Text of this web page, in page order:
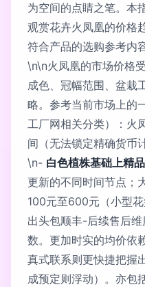
为空间的点睛之笔。本
观赏花卉火凤凰的价格
符合产品的选购参考内
\n\n火凤凰的市场价格
成色、冠幅范围、盆栽
略。参考当前市场上的
工厂网相关分类）：火
间（无法锁定精确货币
\n- 白色植株基础上精
更新的不同时间节点；
100元至600元（小型
出头包顺丰-后续售后
数。更加时实的均价依
真式联系则更快捷把握
成预定则浮动）。亦包